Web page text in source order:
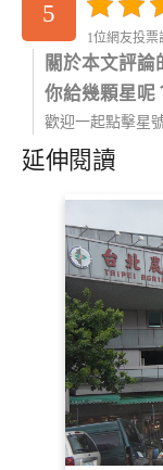
5
1位網友投票
關於本文評論
你給幾顆星呢
歡迎一起點擊星
延伸閱讀